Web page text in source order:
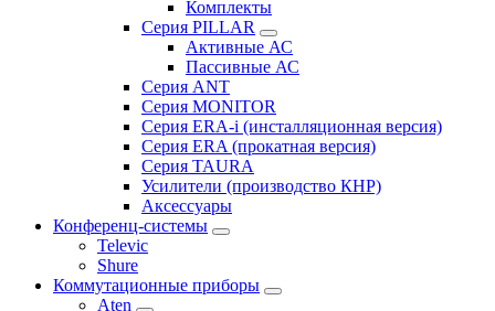
Комплекты
Серия PILLAR
Активные АС
Пассивные АС
Серия ANT
Серия MONITOR
Серия ERA-i (инсталляционная версия)
Серия ERA (прокатная версия)
Серия TAURA
Усилители (производство КНР)
Аксессуары
Конференц-системы
Televic
Shure
Коммутационные приборы
Aten